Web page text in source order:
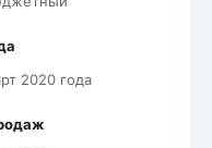
2020 года